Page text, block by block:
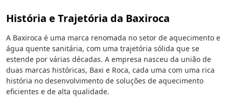
História e Trajetória da Baxiroca
A Baxiroca é uma marca renomada no setor de aquecimento e
água quente sanitária, com uma trajetória sólida que se
estende por várias décadas. A empresa nasceu da união de
duas marcas históricas, Baxi e Roca, cada uma com uma rica
história no desenvolvimento de soluções de aquecimento
eficientes e de alta qualidade.